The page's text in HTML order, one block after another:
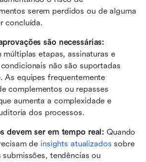
serem perdidos ou de alguma
concluída.
múltiplas etapas, assinaturas e
não são suportadas
As equipes frequentemente
complementos ou repasses
aumenta a complexidade e
dos processos.
devem ser em tempo real: Quando
de insights atualizados sobre
tendências ou